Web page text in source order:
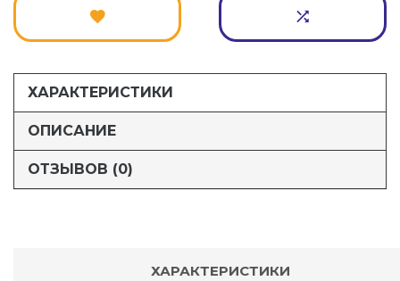
ХАРАКТЕРИСТИКИ
ОПИСАНИЕ
ОТЗЫВОВ (0)
ХАРАКТЕРИСТИКИ